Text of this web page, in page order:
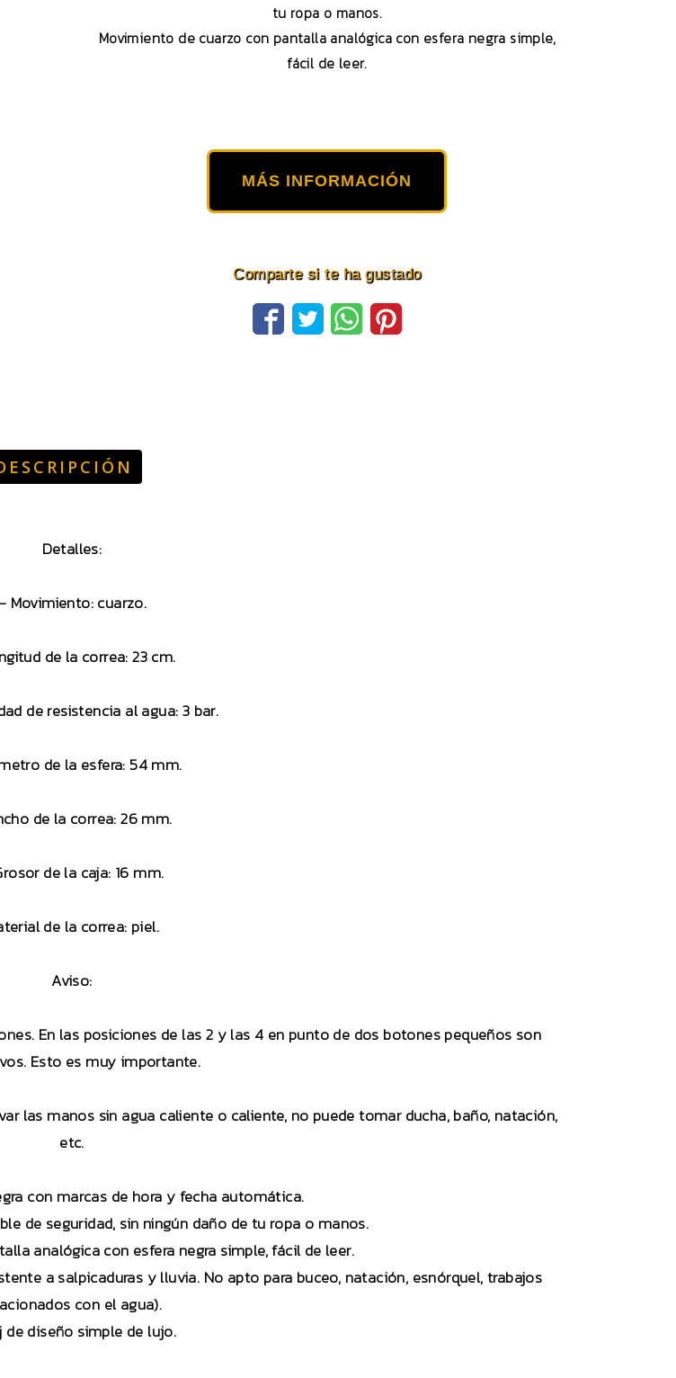
tu ropa o manos.
Movimiento de cuarzo con pantalla analógica con esfera negra simple,
fácil de leer.
MÁS INFORMACIÓN
Comparte si te ha gustado
Detalles:
Movimiento: cuarzo.
de la correa: 23 cm.
de resistencia al agua: 3 bar.
de la esfera: 54 mm.
de la correa: 26 mm.
de la caja: 16 mm.
de la correa: piel.
Aviso:
En las posiciones de las 2 y las 4 en punto de dos botones pequeños son
Esto es muy importante.
las manos sin agua caliente o caliente, no puede tomar ducha, baño, natación,
etc.
con marcas de hora y fecha automática.
de seguridad, sin ningún daño de tu ropa o manos.
analógica con esfera negra simple, fácil de leer.
a salpicaduras y lluvia. No apto para buceo, natación, esnórquel, trabajos
con el agua).
de diseño simple de lujo.